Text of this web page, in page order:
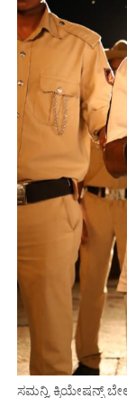
ಸಮನ್ವಿ ಕ್ರಿಯೇಷನ್ಸ್